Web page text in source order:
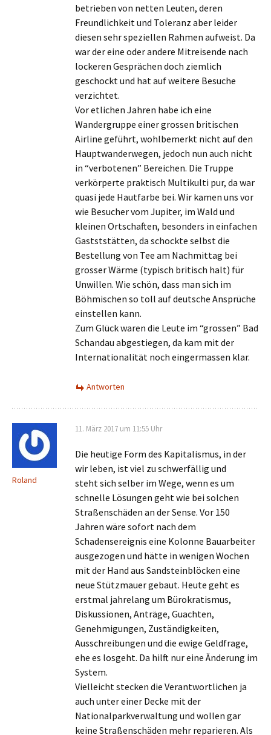
betrieben von netten Leuten, deren
Freundlichkeit und Toleranz aber leider
diesen sehr speziellen Rahmen aufweist. Da
war der eine oder andere Mitreisende nach
lockeren Gesprächen doch ziemlich
geschockt und hat auf weitere Besuche
verzichtet.
Vor etlichen Jahren habe ich eine
Wandergruppe einer grossen britischen
Airline geführt, wohlbemerkt nicht auf den
Hauptwanderwegen, jedoch nun auch nicht
in “verbotenen” Bereichen. Die Truppe
verkörperte praktisch Multikulti pur, da war
quasi jede Hautfarbe bei. Wir kamen uns vor
wie Besucher vom Jupiter, im Wald und
kleinen Ortschaften, besonders in einfachen
Gastststätten, da schockte selbst die
Bestellung von Tee am Nachmittag bei
grosser Wärme (typisch britisch halt) für
Unwillen. Wie schön, dass man sich im
Böhmischen so toll auf deutsche Ansprüche
einstellen kann.
Zum Glück waren die Leute im “grossen” Bad
Schandau abgestiegen, da kam mit der
Internationalität noch eingermassen klar.
Antworten
Roland
11. März 2017 um 11:55 Uhr
Die heutige Form des Kapitalismus, in der
wir leben, ist viel zu schwerfällig und
steht sich selber im Wege, wenn es um
schnelle Lösungen geht wie bei solchen
Straßenschäden an der Sense. Vor 150
Jahren wäre sofort nach dem
Schadensereignis eine Kolonne Bauarbeiter
ausgezogen und hätte in wenigen Wochen
mit der Hand aus Sandsteinblöcken eine
neue Stützmauer gebaut. Heute geht es
erstmal jahrelang um Bürokratismus,
Diskussionen, Anträge, Guachten,
Genehmigungen, Zuständigkeiten,
Ausschreibungen und die ewige Geldfrage,
ehe es losgeht. Da hilft nur eine Änderung im
System.
Vielleicht stecken die Verantwortlichen ja
auch unter einer Decke mit der
Nationalparkverwaltung und wollen gar
keine Straßenschäden mehr reparieren. Als